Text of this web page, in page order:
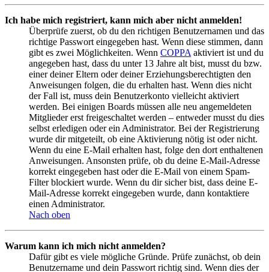
Ich habe mich registriert, kann mich aber nicht anmelden!
Überprüfe zuerst, ob du den richtigen Benutzernamen und das
richtige Passwort eingegeben hast. Wenn diese stimmen, dann
gibt es zwei Möglichkeiten. Wenn COPPA aktiviert ist und du
angegeben hast, dass du unter 13 Jahre alt bist, musst du bzw.
einer deiner Eltern oder deiner Erziehungsberechtigten den
Anweisungen folgen, die du erhalten hast. Wenn dies nicht
der Fall ist, muss dein Benutzerkonto vielleicht aktiviert
werden. Bei einigen Boards müssen alle neu angemeldeten
Mitglieder erst freigeschaltet werden – entweder musst du dies
selbst erledigen oder ein Administrator. Bei der Registrierung
wurde dir mitgeteilt, ob eine Aktivierung nötig ist oder nicht.
Wenn du eine E-Mail erhalten hast, folge den dort enthaltenen
Anweisungen. Ansonsten prüfe, ob du deine E-Mail-Adresse
korrekt eingegeben hast oder die E-Mail von einem Spam-
Filter blockiert wurde. Wenn du dir sicher bist, dass deine E-
Mail-Adresse korrekt eingegeben wurde, dann kontaktiere
einen Administrator.
Nach oben
Warum kann ich mich nicht anmelden?
Dafür gibt es viele mögliche Gründe. Prüfe zunächst, ob dein
Benutzername und dein Passwort richtig sind. Wenn dies der